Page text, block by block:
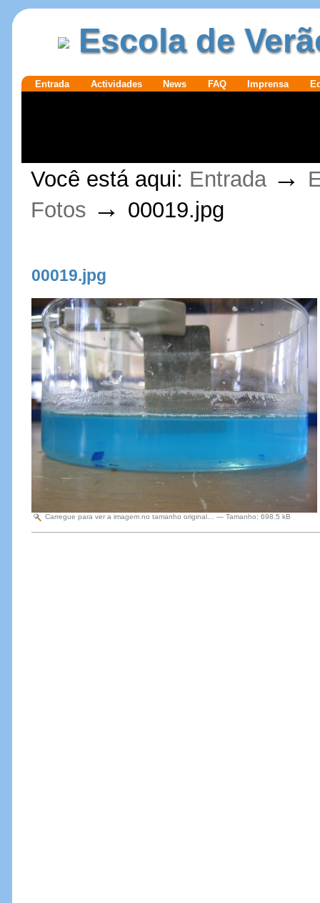
Ir para o
Escola de
SecçõesEntrada Actividades News FAQ Imprensa
Pessoais
Você está aqui: Entrada →
Fotos → 00019.jpg
00019.jpg
Carregue para ver a imagem no tamanho original… — Tamanho: 698.5 kB